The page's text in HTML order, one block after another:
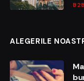
ALEGERILE